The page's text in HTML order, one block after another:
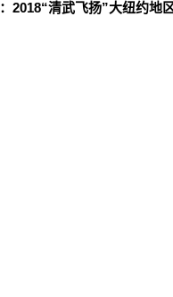
2018“清武飞扬”大纽约地